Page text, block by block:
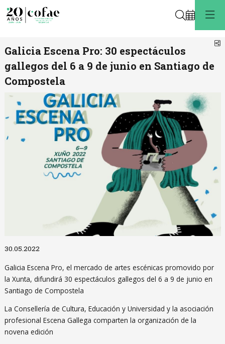
Buscar
Galicia Escena Pro: 30 espectáculos
gallegos del 6 a 9 de junio en Santiago de
Compostela
30.05.2022
Galicia Escena Pro, el mercado de artes escénicas promovido por
la Xunta, difundirá 30 espectáculos gallegos del 6 a 9 de junio en
Santiago de Compostela
La Consellería de Cultura, Educación y Universidad y la asociación
profesional Escena Gallega comparten la organización de la
novena edición